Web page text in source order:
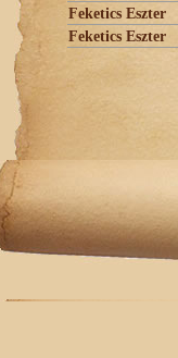
Feketics Eszter
Feketics Eszter